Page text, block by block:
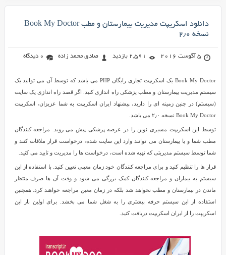
دانلود اسکریپت مدیریت بیمارستان و مطب Book My Doctor
نسخه ۲٫۰
5 آگوست 2016 2,591 بازدید صادق محمد زاده 0 دیدگاه
Book My Doctor یک اسکریپت تجاری رایگان PHP می باشد که توسط آن می توانید یک
سیستم مدیریت بیمارستان و مطب پزشکی راه اندازی کنید. اگر قصد راه اندازی یک سایت
(سیستم) در چنین زمینه ای را دارید، پیشنهاد ایران اسکریپت به شما عزیزان، اسکریپت
Book My Doctor نسخه ۲٫۰ می باشد.
توسط این اسکریپت مسیری نوین را در عرصه پزشکی پیش می روید. مراجعه کنندگان
مطب شما و یا بیمارستان می توانند وارد این سایت شده، درخواست قرار ملاقات کنند و
شما توسط سیستم مدیریتی که تهیه شده است، درخواست ها را مدیریت و تایید می کنید.
قرار ها را تنظیم کنید و برای مراجعه کنندگان خود زمان معینی تعیین کنید. با استفاده از این
سیستم به بیماران و مراجعه کنندگان کمک بزرگی می شود و وقت آن ها صرف منتظر
ماندن در بیمارستان و مطب نخواهد شد بلکه در زمان معین مراجعه خواهند کرد. همچنین
استفاده از این سیستم حرفه بیشتری را به شغل شما می بخشد. برای اولین بار این
اسکریپت را از ایران اسکریپت دریافت کنید.